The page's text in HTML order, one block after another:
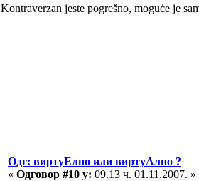
Kontraverzan jeste pogrešno, moguće je
Одг: виртуЕлно или виртуАлно ?
« Одговор #10 у: 09.13 ч. 01.11.2007. »